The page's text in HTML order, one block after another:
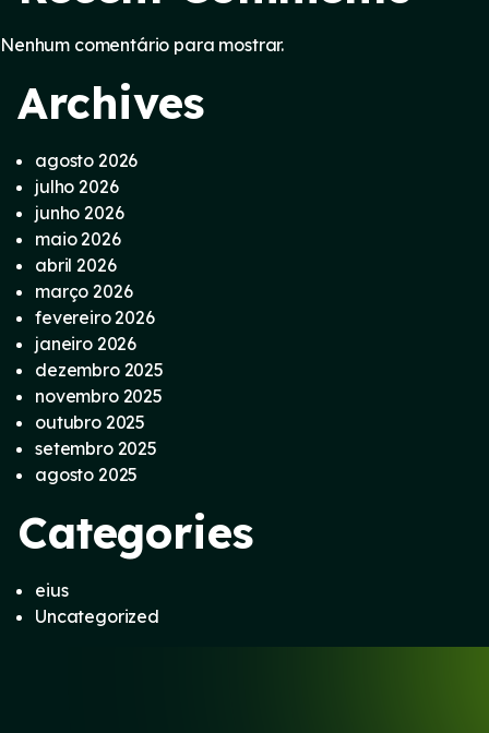
Nenhum comentário para mostrar.
Archives
agosto 2026
julho 2026
junho 2026
maio 2026
abril 2026
março 2026
fevereiro 2026
janeiro 2026
dezembro 2025
novembro 2025
outubro 2025
setembro 2025
agosto 2025
Categories
eius
Uncategorized